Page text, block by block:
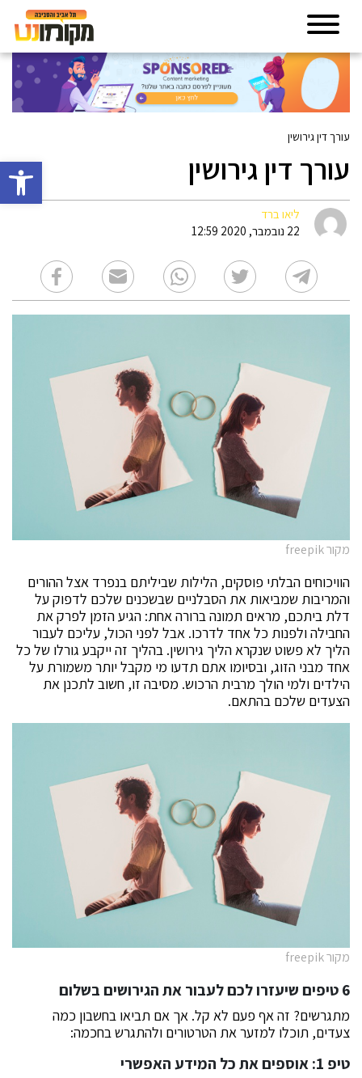
פתח
עורך דין גירושין
עורך דין גירושין
ליאו ברד
22 נובמבר, 2020 12:59
מקור freepik
הוויכוחים הבלתי פוסקים, הלילות שביליתם בנפרד אצל ההורים
והמריבות שמביאות את הסבלניים שבשכנים שלכם לדפוק על
דלת ביתכם, מראים תמונה ברורה אחת: הגיע הזמן לפרק את
החבילה ולפנות כל אחד לדרכו. אבל לפני הכול, עליכם לעבור
הליך לא פשוט שנקרא הליך גירושין. בהליך זה ייקבע גורלו של כל
אחד מבני הזוג, ובסיומו אתם תדעו מי מקבל יותר משמורת על
הילדים ולמי הולך מרבית הרכוש. מסיבה זו, חשוב לתכנן את
הצעדים שלכם בהתאם.
מקור freepik
6 טיפים שיעזרו לכם לעבור את הגירושים בשלום
מתגרשים? זה אף פעם לא קל. אך אם תביאו בחשבון כמה
צעדים, תוכלו למזער את הטרטורים ולהתגרש בחכמה:
טיפ 1: אוספים את כל המידע האפשרי